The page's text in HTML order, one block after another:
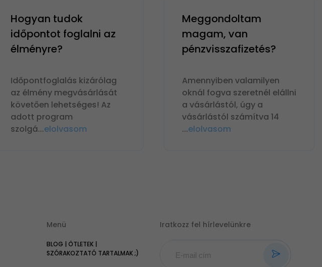
Hogyan tudok
időpontot foglalni az
élményre?
Időpontfoglalás kizárólag
az élmény megvásárlását
követően lehetséges! Az
adott program
szolgá...elolvasom
Meggondoltam
magam, van
pénzvisszafizetés?
Amennyiben valamilyen
oknál fogva szeretnél elállni
a vásárlástól, úgy a
vásárlástól számítva 14
...elolvasom
Menü
BLOG | ÖTLETEK |
SZÓRAKOZTATÓ TARTALMAK ;)
Iratkozz fel hírlevelünkre